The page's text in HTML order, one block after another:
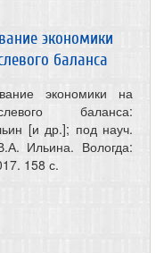
экономики
баланса
экономики на
баланса:
[и др.]; под науч.
Ильина. Вологда:
158 с.